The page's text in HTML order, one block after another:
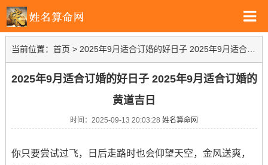
当前位置： 首页 > 2025年9月适合订婚的好日子 2025年9月适合订婚的黄道吉日
2025年9月适合订婚的好日子 2025年9月适合订婚的
黄道吉日
时间：2025-09-13 20:03:28 姓名算命网
你只要尝试过飞，日后走路时也会仰望天空，金风送爽，